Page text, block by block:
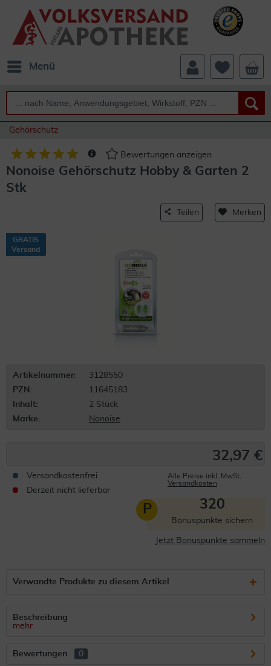
Menü
Gehörschutz
Bewertungen anzeigen
Nonoise Gehörschutz Hobby & Garten 2
Stk
Teilen Merken
GRATIS
Versand
Artikelnummer:
3128550
PZN:
11645183
Inhalt:
2 Stück
Marke:
Nonoise
32,97 €
Versandkostenfrei
Derzeit nicht lieferbar
Alle Preise inkl. MwSt.
Versandkosten
P 320
Bonuspunkte sichern
Jetzt Bonuspunkte sammeln
Verwandte Produkte zu diesem Artikel
Beschreibung
mehr
Bewertungen 0